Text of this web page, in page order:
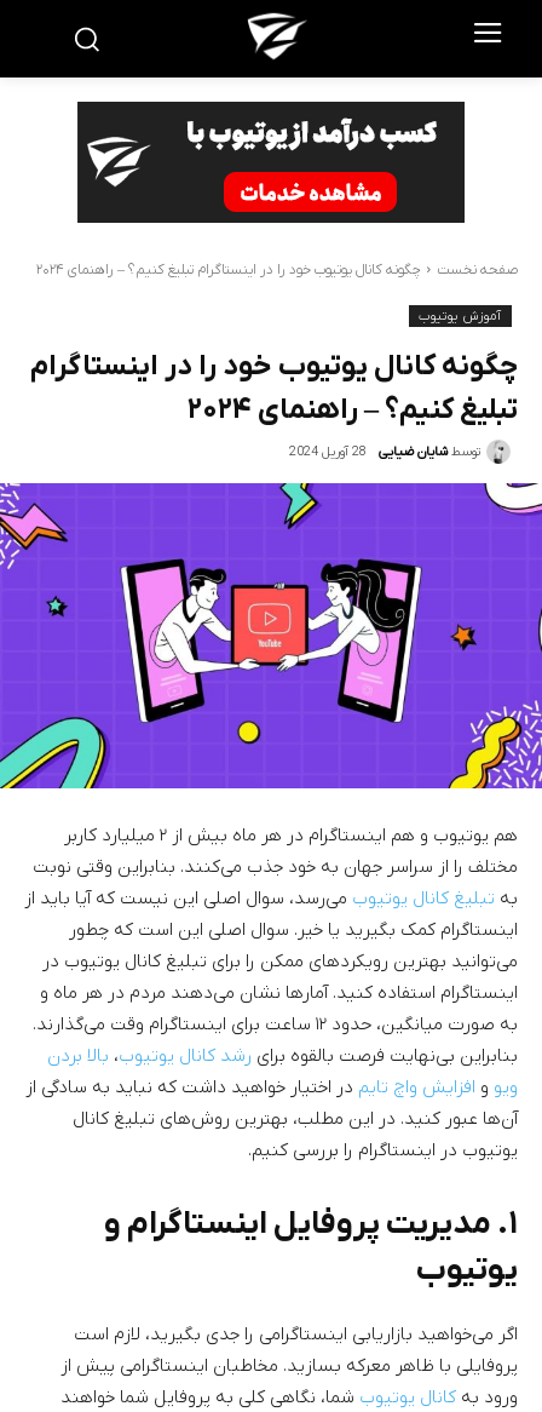
صفحه نخست چگونه کانال یوتیوب خود را در اینستاگرام تبلیغ کنیم؟ – راهنمای ۲۰۲۴
آموزش یوتیوب
چگونه کانال یوتیوب خود را در اینستاگرام
تبلیغ کنیم؟ – راهنمای ۲۰۲۴
توسط شایان ضیایی 28 آوریل 2024
هم یوتیوب و هم اینستاگرام در هر ماه بیش از ۲ میلیارد کاربر
مختلف را از سراسر جهان به خود جذب می‌کنند. بنابراین وقتی نوبت
به تبلیغ کانال یوتیوب می‌رسد، سوال اصلی این نیست که آیا باید از
اینستاگرام کمک بگیرید یا خیر. سوال اصلی این است که چطور
می‌توانید بهترین رویکردهای ممکن را برای تبلیغ کانال یوتیوب در
اینستاگرام استفاده کنید. آمارها نشان می‌دهند مردم در هر ماه و
به صورت میانگین، حدود ۱۲ ساعت برای اینستاگرام وقت می‌گذارند.
بنابراین بی‌نهایت فرصت بالقوه برای رشد کانال یوتیوب، بالا بردن
ویو و افزایش واچ تایم در اختیار خواهید داشت که نباید به سادگی از
آن‌ها عبور کنید. در این مطلب، بهترین روش‌های تبلیغ کانال
یوتیوب در اینستاگرام را بررسی کنیم.
۱. مدیریت پروفایل اینستاگرام و
یوتیوب
اگر می‌خواهید بازاریابی اینستاگرامی را جدی بگیرید، لازم است
پروفایلی با ظاهر معرکه بسازید. مخاطبان اینستاگرامی پیش از
ورود به کانال یوتیوب‌ شما، نگاهی کلی به پروفایل‌ شما خواهند